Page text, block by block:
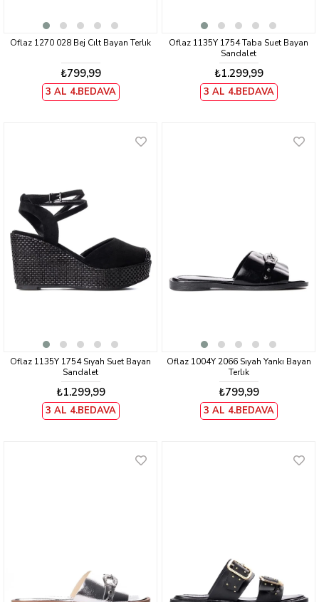
Oflaz 1270 028 Bej Cılt Bayan Terlık
₺799,99
3 AL 4.BEDAVA
Oflaz 1135Y 1754 Taba Suet Bayan
Sandalet
₺1.299,99
3 AL 4.BEDAVA
Oflaz 1135Y 1754 Sıyah Suet Bayan
Sandalet
₺1.299,99
3 AL 4.BEDAVA
Oflaz 1004Y 2066 Sıyah Yankı Bayan
Terlık
₺799,99
3 AL 4.BEDAVA